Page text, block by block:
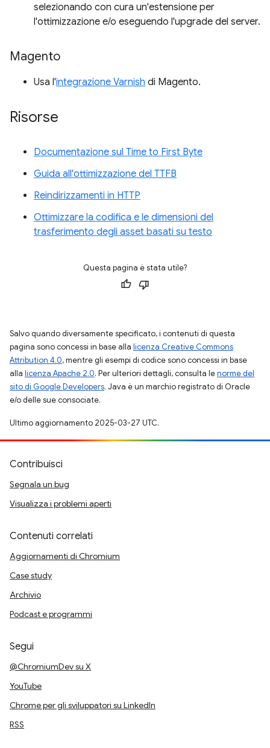
selezionando con cura un'estensione per
l'ottimizzazione e/o eseguendo l'upgrade del server.
Magento
Usa l'integrazione Varnish di Magento.
Risorse
Documentazione sul Time to First Byte
Guida all'ottimizzazione del TTFB
Reindirizzamenti in HTTP
Ottimizzare la codifica e le dimensioni del
trasferimento degli asset basati su testo
Questa pagina è stata utile?
Salvo quando diversamente specificato, i contenuti di questa
pagina sono concessi in base alla licenza Creative Commons
Attribution 4.0, mentre gli esempi di codice sono concessi in base
alla licenza Apache 2.0. Per ulteriori dettagli, consulta lenorme del
sito di Google Developers. Java è un marchio registrato di Oracle
e/o delle sue consociate.
Ultimo aggiornamento 2025-03-27 UTC.
Contribuisci
Segnala un bug
Visualizza i problemi aperti
Contenuti correlati
Aggiornamenti di Chromium
Case study
Archivio
Podcast e programmi
Segui
@ChromiumDev su X
YouTube
Chrome per gli sviluppatori su LinkedIn
RSS